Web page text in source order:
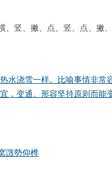
竖、撇、点、竖、点、撇
水浇雪一样。比喻事情非常
，变通。形容坚持原则而能
譭勢仰榫